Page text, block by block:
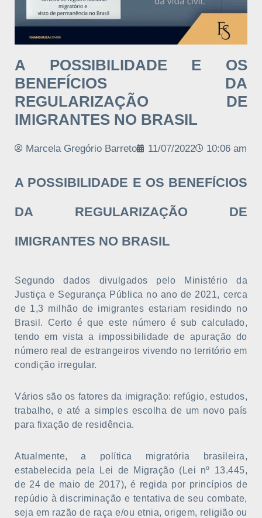
A POSSIBILIDADE E OS
BENEFÍCIOS DA
REGULARIZAÇÃO DE
IMIGRANTES NO BRASIL
Marcela Gregório Barreto 11/07/2022 10:06 am
A POSSIBILIDADE E OS BENEFÍCIOS
DA REGULARIZAÇÃO DE
IMIGRANTES NO BRASIL
Segundo dados divulgados pelo Ministério da
Justiça e Segurança Pública no ano de 2021, cerca
de 1,3 milhão de imigrantes estariam residindo no
Brasil. Certo é que este número é sub calculado,
tendo em vista a impossibilidade de apuração do
número real de estrangeiros vivendo no território em
condição irregular.
Vários são os fatores da imigração: refúgio, estudos,
trabalho, e até a simples escolha de um novo país
para fixação de residência.
Atualmente, a política migratória brasileira,
estabelecida pela Lei de Migração (Lei nº 13.445,
de 24 de maio de 2017), é regida por princípios de
repúdio à discriminação e tentativa de seu combate,
seja em razão de raça e/ou etnia, origem, religião ou